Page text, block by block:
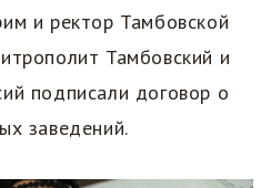
и ректор Тамбовской
Тамбовский и
подписали договор о
заведений.